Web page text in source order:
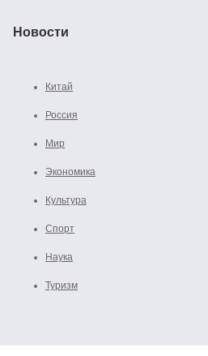
Новости
Китай
Россия
Мир
Экономика
Культура
Спорт
Наука
Туризм